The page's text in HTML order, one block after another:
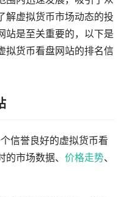
解虚拟货币市场动态的投
站是至关重要的，以下是
拟货币看盘网站的排名信
信誉良好的虚拟货币看
市场数据、 价格走势、